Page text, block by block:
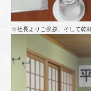
☆社長よりご挨拶、そして乾杯